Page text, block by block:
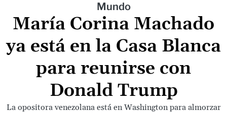
Mundo
María Corina Machado
ya está en la Casa Blanca
para reunirse con
Donald Trump
La opositora venezolana está en Washington para almorzar